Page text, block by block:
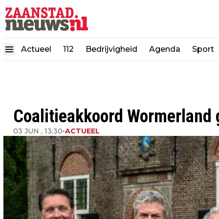
Actueel 112 Bedrijvigheid Agenda Sport
Coalitieakkoord
03 JUN , 13:30•ACTUEEL